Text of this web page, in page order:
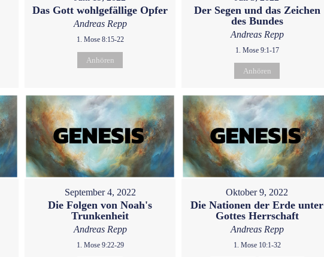
Das Gott wohlgefällige Opfer
Andreas Repp
1. Mose 8:15-22
Anhören
Der Segen und das Zeichen
des Bundes
Andreas Repp
1. Mose 9:1-17
Anhören
September 4, 2022
Die Folgen von Noah's
Trunkenheit
Andreas Repp
1. Mose 9:22-29
Oktober 9, 2022
Die Nationen der Erde unter
Gottes Herrschaft
Andreas Repp
1. Mose 10:1-32